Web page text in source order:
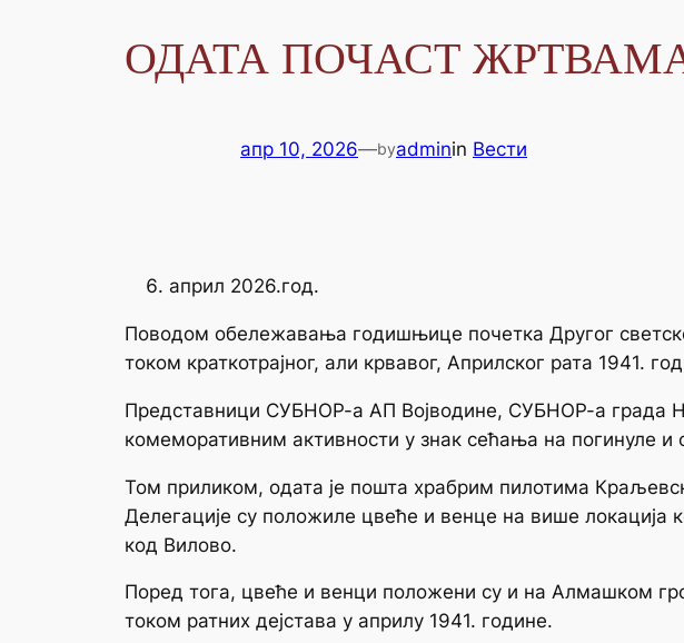
ОДАТА ПОЧАСТ
апр 10, 2026—byadminin Вести
април 2026.год.
Поводом обележавања годишњице почетка Другог
током краткотрајног, али крвавог, Априлског рата 1941.
Представници СУБНОР-а АП Војводине, СУБНОР-а града
комеморативним активности у знак сећања на погинуле и
Том приликом, одата је пошта храбрим пилотима
Делегације су положиле цвеће и венце на више локација
код Вилово.
Поред тога, цвеће и венци положени су и на Алмашком
током ратних дејстава у априлу 1941. године.